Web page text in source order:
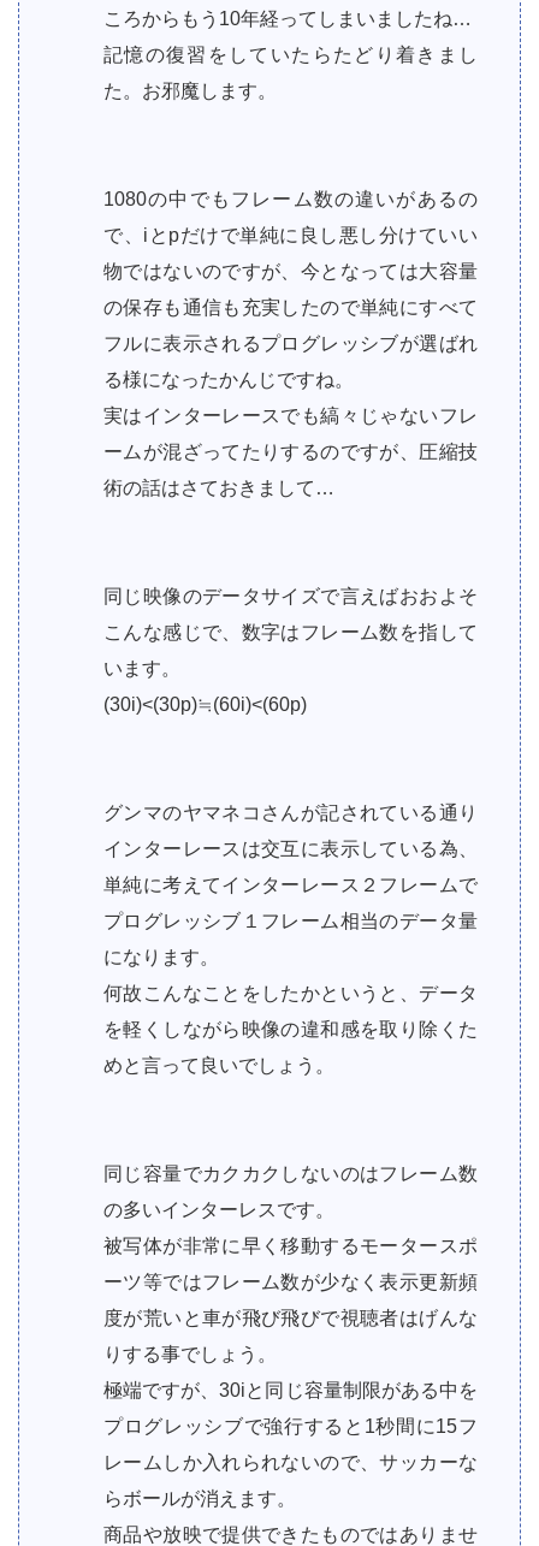
ころからもう10年経ってしまいましたね…
記憶の復習をしていたらたどり着きまし
た。お邪魔します。
1080の中でもフレーム数の違いがあるの
で、iとpだけで単純に良し悪し分けていい
物ではないのですが、今となっては大容量
の保存も通信も充実したので単純にすべて
フルに表示されるプログレッシブが選ばれ
る様になったかんじですね。
実はインターレースでも縞々じゃないフレ
ームが混ざってたりするのですが、圧縮技
術の話はさておきまして…
同じ映像のデータサイズで言えばおおよそ
こんな感じで、数字はフレーム数を指して
います。
(30i)<(30p)≒(60i)<(60p)
グンマのヤマネコさんが記されている通り
インターレースは交互に表示している為、
単純に考えてインターレース２フレームで
プログレッシブ１フレーム相当のデータ量
になります。
何故こんなことをしたかというと、データ
を軽くしながら映像の違和感を取り除くた
めと言って良いでしょう。
同じ容量でカクカクしないのはフレーム数
の多いインターレスです。
被写体が非常に早く移動するモータースポ
ーツ等ではフレーム数が少なく表示更新頻
度が荒いと車が飛び飛びで視聴者はげんな
りする事でしょう。
極端ですが、30iと同じ容量制限がある中を
プログレッシブで強行すると1秒間に15フ
レームしか入れられないので、サッカーな
らボールが消えます。
商品や放映で提供できたものではありませ